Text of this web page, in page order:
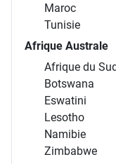
Maroc
Tunisie
Afrique Australe
Afrique du
Botswana
Eswatini
Lesotho
Namibie
Zimbabwe